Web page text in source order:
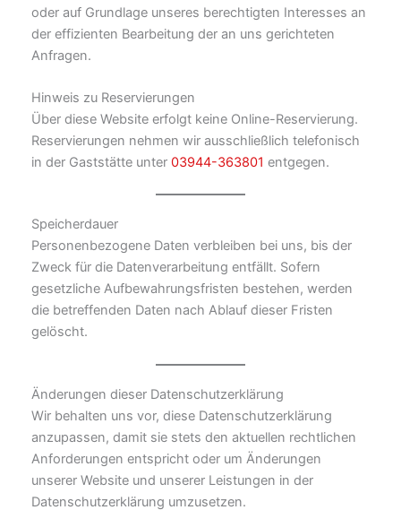
oder auf Grundlage unseres berechtigten Interesses an
der effizienten Bearbeitung der an uns gerichteten
Anfragen.
Hinweis zu Reservierungen
Über diese Website erfolgt keine Online-Reservierung.
Reservierungen nehmen wir ausschließlich telefonisch
in der Gaststätte unter 03944-363801 entgegen.
Speicherdauer
Personenbezogene Daten verbleiben bei uns, bis der
Zweck für die Datenverarbeitung entfällt. Sofern
gesetzliche Aufbewahrungsfristen bestehen, werden
die betreffenden Daten nach Ablauf dieser Fristen
gelöscht.
Änderungen dieser Datenschutzerklärung
Wir behalten uns vor, diese Datenschutzerklärung
anzupassen, damit sie stets den aktuellen rechtlichen
Anforderungen entspricht oder um Änderungen
unserer Website und unserer Leistungen in der
Datenschutzerklärung umzusetzen.